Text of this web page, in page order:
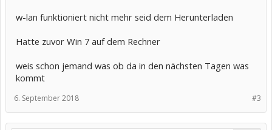
w-lan funktioniert nicht mehr seid dem Herunterladen
Hatte zuvor Win 7 auf dem Rechner
weis schon jemand was ob da in den nächsten Tagen was
kommt
#3
6. September 2018